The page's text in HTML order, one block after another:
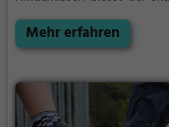
Können unter Beweis zu
Mehr erfahren